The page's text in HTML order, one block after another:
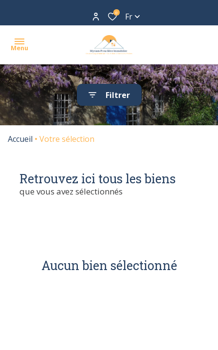
0 Fr
Menu
ACCUEIL
ACHETER
LOUER
AGENCE
TARIFS
Filtrer
Accueil Votre sélection
Retrouvez ici tous les biens
que vous avez sélectionnés
Aucun bien sélectionné